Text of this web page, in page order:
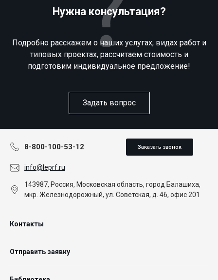
Нужна консультация?
Подробно расскажем о наших услугах, видах работ и
типовых проектах, рассчитаем стоимость и
подготовим индивидуальное предложение!
Задать вопрос
8-800-100-53-12 Заказать звонок
info@leprf.ru
143987, Россия, Московская область, город Балашиха,
мкр. Железнодорожный, ул. Советская, д. 46, офис 201
Контакты
Отправить заявку